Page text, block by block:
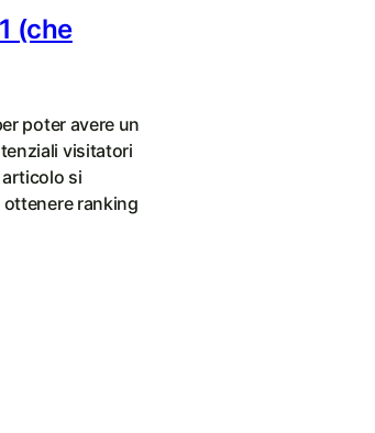
(che
poter avere un
visitatori
si
ottenere ranking